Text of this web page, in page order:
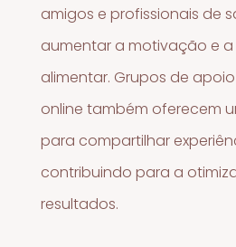
amigos e profissionais de
aumentar a motivação e
alimentar. Grupos de
online também oferecem
para compartilhar
contribuindo para a
resultados.